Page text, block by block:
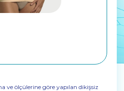
ve ölçülerine göre yapılan dikişsiz